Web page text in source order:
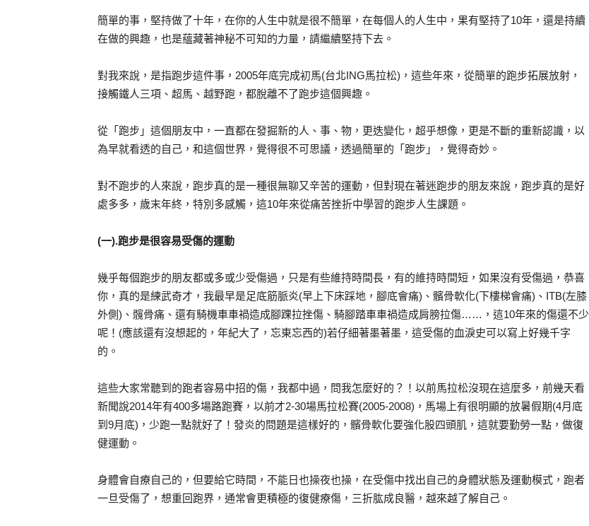
簡單的事，堅持做了十年，在你的人生中就是很不簡單，在每個人的人生中，果有堅持了10年，還是持續
在做的興趣，也是蘊藏著神秘不可知的力量，請繼續堅持下去。
對我來說，是指跑步這件事，2005年底完成初馬(台北ING馬拉松)，這些年來，從簡單的跑步拓展放射，
接觸鐵人三項、超馬、越野跑，都脫離不了跑步這個興趣。
從「跑步」這個朋友中，一直都在發掘新的人、事、物，更迭變化，超乎想像，更是不斷的重新認識，以
為早就看透的自己，和這個世界，覺得很不可思議，透過簡單的「跑步」，覺得奇妙。
對不跑步的人來說，跑步真的是一種很無聊又辛苦的運動，但對現在著迷跑步的朋友來說，跑步真的是好
處多多，歲末年終，特別多感觸，這10年來從痛苦挫折中學習的跑步人生課題。
(一).跑步是很容易受傷的運動
幾乎每個跑步的朋友都或多或少受傷過，只是有些維持時間長，有的維持時間短，如果沒有受傷過，恭喜
你，真的是練武奇才，我最早是足底筋脈炎(早上下床踩地，腳底會痛)、髕骨軟化(下樓梯會痛)、ITB(左膝
外側)、髖骨痛、還有騎機車車禍造成腳踝拉挫傷、騎腳踏車車禍造成肩膀拉傷……，這10年來的傷還不少
呢！(應該還有沒想起的，年紀大了，忘東忘西的)若仔細著墨著墨，這受傷的血淚史可以寫上好幾千字
的。
這些大家常聽到的跑者容易中招的傷，我都中過，問我怎麼好的？！以前馬拉松沒現在這麼多，前幾天看
新聞說2014年有400多場路跑賽，以前才2-30場馬拉松賽(2005-2008)，馬場上有很明顯的放暑假期(4月底
到9月底)，少跑一點就好了！發炎的問題是這樣好的，髕骨軟化要強化股四頭肌，這就要勤勞一點，做復
健運動。
身體會自療自己的，但要給它時間，不能日也操夜也操，在受傷中找出自己的身體狀態及運動模式，跑者
一旦受傷了，想重回跑界，通常會更積極的復健療傷，三折肱成良醫，越來越了解自己。